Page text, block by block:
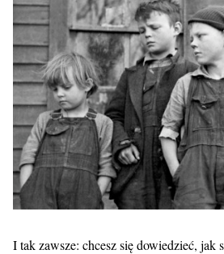
I tak zawsze: chcesz się dowiedzieć, jak